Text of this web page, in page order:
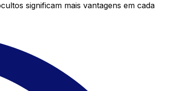
significam mais vantagens em cada